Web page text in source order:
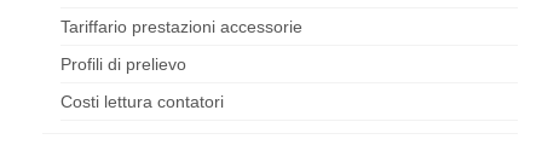
Tariffario prestazioni accessorie
Profili di prelievo
Costi lettura contatori